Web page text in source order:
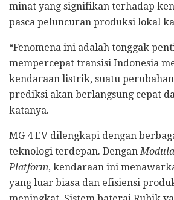
minat yang signifikan terhadap
pasca peluncuran produksi lokal
“Fenomena ini adalah tonggak
mempercepat transisi Indonesia
kendaraan listrik, suatu
prediksi akan berlangsung cepat
katanya.
MG 4 EV dilengkapi dengan
teknologi terdepan. Dengan
Platform, kendaraan ini
yang luar biasa dan efisiensi